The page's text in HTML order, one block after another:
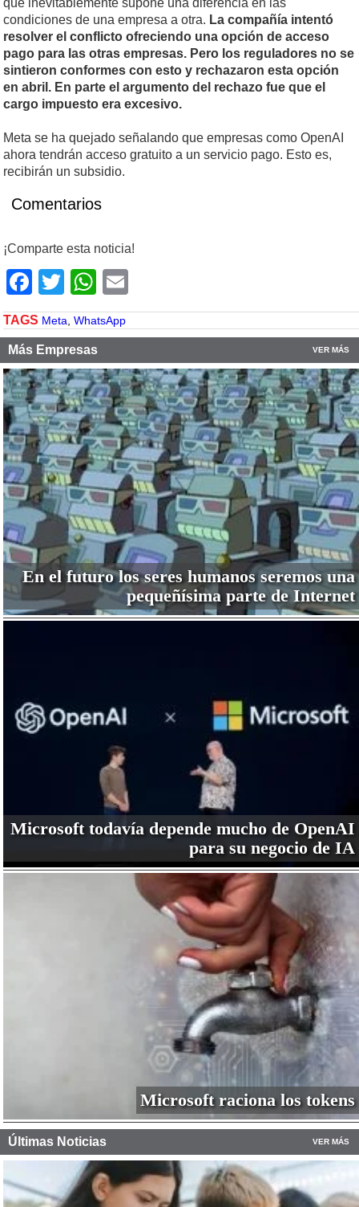
que inevitablemente supone una diferencia en las
condiciones de una empresa a otra. La compañía intentó
resolver el conflicto ofreciendo una opción de acceso
pago para las otras empresas. Pero los reguladores no se
sintieron conformes con esto y rechazaron esta opción
en abril. En parte el argumento del rechazo fue que el
cargo impuesto era excesivo.
Meta se ha quejado señalando que empresas como OpenAI
ahora tendrán acceso gratuito a un servicio pago. Esto es,
recibirán un subsidio.
Comentarios
¡Comparte esta noticia!
Facebook
TwitterWhatsApp
TAGS Meta, WhatsApp
Más Empresas VER MÁS
En el futuro los seres humanos seremos una
pequeñísima parte de Internet
Microsoft todavía depende mucho de OpenAI
para su negocio de IA
Microsoft raciona los tokens
Últimas Noticias VER MÁS